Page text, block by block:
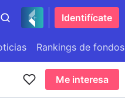
Identifícate
Rankings de fondos
Me interesa